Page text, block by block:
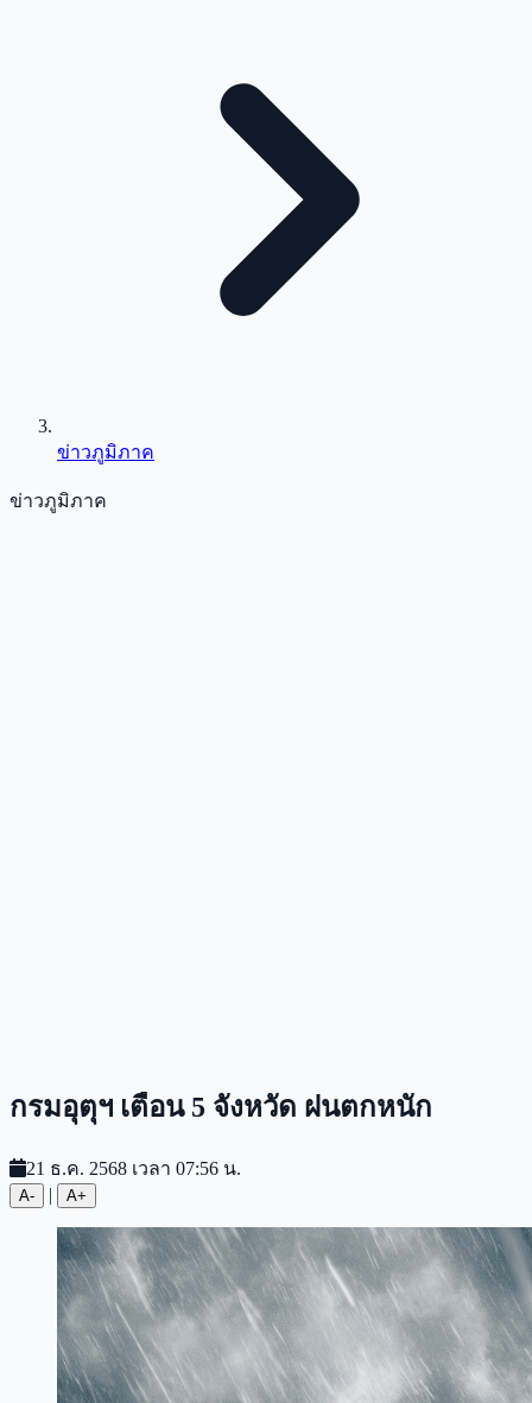
ข่าวภูมิภาค
ข่าวภูมิภาค
กรมอุตุฯ เตือน 5 จังหวัด ฝนตกหนัก
21 ธ.ค. 2568 เวลา 07:56 น.
A- | A+